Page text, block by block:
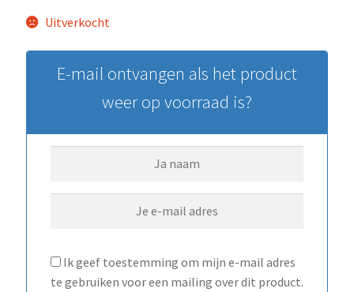
Uitverkocht
E-mail ontvangen als het product
weer op voorraad is?
Ik geef toestemming om mijn e-mail adres
te gebruiken voor een mailing over dit product.